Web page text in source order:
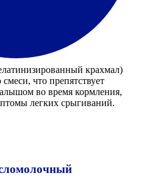
крахмал)
что препятствует
во время кормления,
легких срыгиваний.